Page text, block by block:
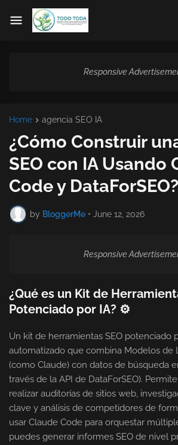
Responsive
Home agencia SEO IA
¿Cómo Construir
SEO con IA Usando
Code y DataForSEO?
by BloggerMe • June 12, 2026
Responsive
¿Qué es un Kit de
Potenciado por IA? ⚙
Un kit de herramientas SEO potenciado
automatizado que combina Modelos de
(como Claude) con datos de búsqueda
través de la API de DataForSEO).
realizar auditorías de sitios web,
clave y análisis de competidores de
usar Claude Code para orquestar
puedes generar informes SEO de nivel